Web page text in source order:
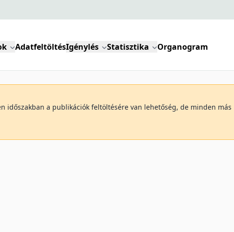
AdatfeltöltésIgénylés Statisztika Organogram
időszakban a publikációk feltöltésére van lehetőség, de minden más